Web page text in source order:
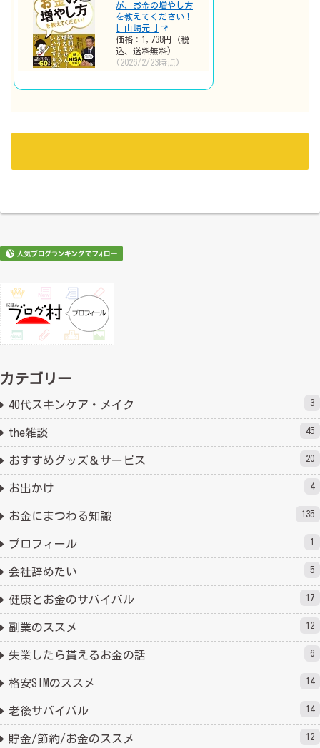
が、お金の増やし方
を教えてください！
[ 山崎元 ]
価格：1,738円（税
込、送料無料)
(2026/2/23時点)
カテゴリー
40代スキンケア・メイク 3
the雑談 45
おすすめグッズ＆サービス 20
お出かけ 4
お金にまつわる知識 135
プロフィール 1
会社辞めたい 5
健康とお金のサバイバル 17
副業のススメ 12
失業したら貰えるお金の話 6
格安SIMのススメ 14
老後サバイバル 14
貯金/節約/お金のススメ 12